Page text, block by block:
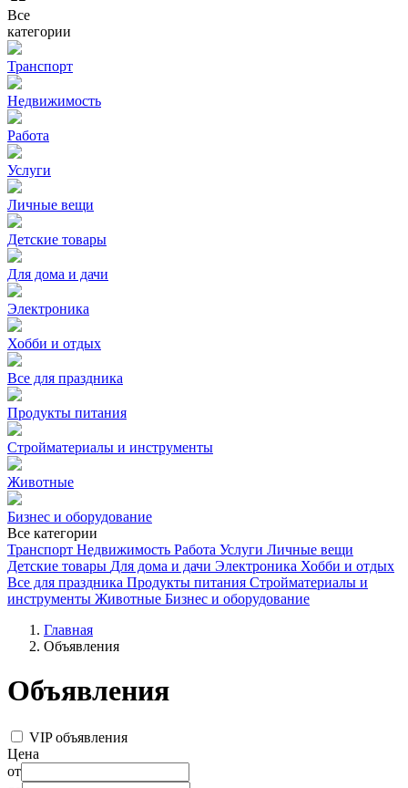
Все
категории
Транспорт
Недвижимость
Работа
Услуги
Личные вещи
Детские товары
Для дома и дачи
Электроника
Хобби и отдых
Все для праздника
Продукты питания
Стройматериалы и инструменты
Животные
Бизнес и оборудование
Все категории
Транспорт Недвижимость Работа Услуги Личные вещи
Детские товары Для дома и дачи Электроника Хобби и отдых
Все для праздника Продукты питания Стройматериалы и
инструменты Животные Бизнес и оборудование
Главная
Объявления
Объявления
VIP объявления
Цена
от